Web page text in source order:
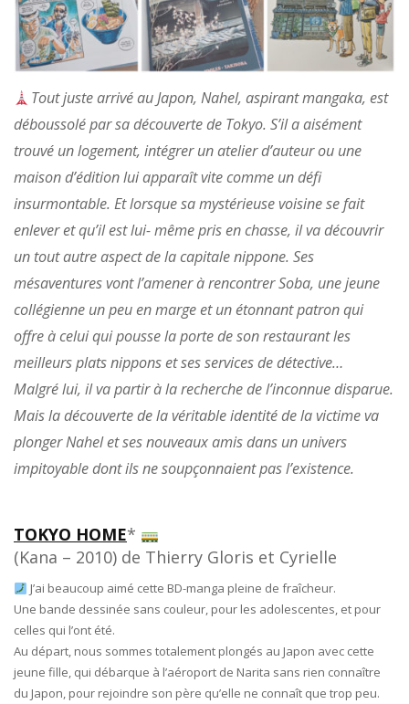
Tout juste arrivé au Japon, Nahel, aspirant mangaka, est
déboussolé par sa découverte de Tokyo. S’il a aisément
trouvé un logement, intégrer un atelier d’auteur ou une
maison d’édition lui apparaît vite comme un défi
insurmontable. Et lorsque sa mystérieuse voisine se fait
enlever et qu’il est lui- même pris en chasse, il va découvrir
un tout autre aspect de la capitale nippone. Ses
mésaventures vont l’amener à rencontrer Soba, une jeune
collégienne un peu en marge et un étonnant patron qui
offre à celui qui pousse la porte de son restaurant les
meilleurs plats nippons et ses services de détective…
Malgré lui, il va partir à la recherche de l’inconnue disparue.
Mais la découverte de la véritable identité de la victime va
plonger Nahel et ses nouveaux amis dans un univers
impitoyable dont ils ne soupçonnaient pas l’existence.
TOKYO HOME*
(Kana – 2010) de Thierry Gloris et Cyrielle
J’ai beaucoup aimé cette BD-manga pleine de fraîcheur.
Une bande dessinée sans couleur, pour les adolescentes, et pour
celles qui l’ont été.
Au départ, nous sommes totalement plongés au Japon avec cette
jeune fille, qui débarque à l’aéroport de Narita sans rien connaître
du Japon, pour rejoindre son père qu’elle ne connaît que trop peu.